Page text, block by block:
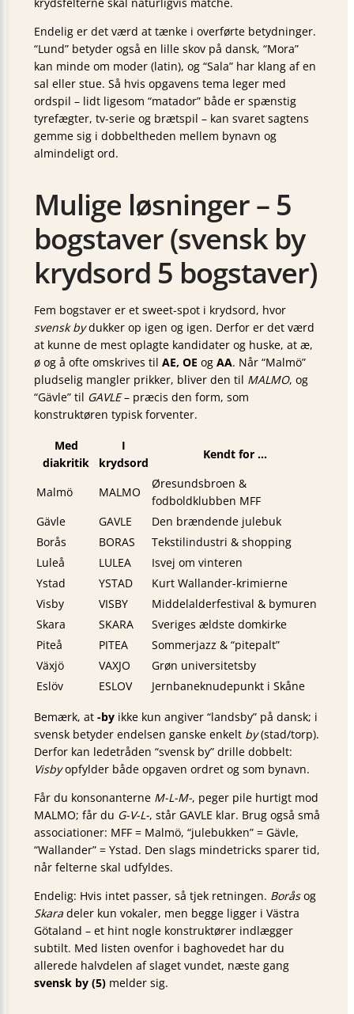
krydsfelterne skal naturligvis matche.
Endelig er det værd at tænke i overførte betydninger.
“Lund” betyder også en lille skov på dansk, “Mora”
kan minde om moder (latin), og “Sala” har klang af en
sal eller stue. Så hvis opgavens tema leger med
ordspil – lidt ligesom “matador” både er spænstig
tyrefægter, tv-serie og brætspil – kan svaret sagtens
gemme sig i dobbeltheden mellem bynavn og
almindeligt ord.
Mulige løsninger – 5
bogstaver (svensk by
krydsord 5 bogstaver)
Fem bogstaver er et sweet-spot i krydsord, hvor
svensk bydukker op igen og igen. Derfor er det værd
at kunne de mest oplagte kandidater og huske, at æ,
ø og å ofte omskrives til AE, OE og AA. Når “Malmö”
pludselig mangler prikker, bliver den til MALMO, og
“Gävle” til GAVLE– præcis den form, som
konstruktøren typisk forventer.
Med
diakritik
I
krydsord
Kendt for …
Malmö MALMO
Øresundsbroen &
fodboldklubben MFF
Gävle
GAVLE
Den brændende julebuk
Borås
BORAS
Tekstilindustri & shopping
Luleå
LULEA
Isvej om vinteren
Ystad
YSTAD
Kurt Wallander-krimierne
Visby
VISBY
Middelalderfestival & bymuren
Skara
SKARA
Sveriges ældste domkirke
Piteå
PITEA
Sommerjazz & “pitepalt”
Växjö
VAXJO
Grøn universitetsby
Eslöv
ESLOV Jernbaneknudepunkt i Skåne
Bemærk, at -by ikke kun angiver “landsby” på dansk; i
svensk betyder endelsen ganske enkelt by(stad/torp).
Derfor kan ledetråden “svensk by” drille dobbelt:
Visbyopfylder både opgaven ordret og som bynavn.
Får du konsonanterne M-L-M-, peger pile hurtigt mod
MALMO; får du G-V-L-, står GAVLE klar. Brug også små
associationer: MFF = Malmö, “julebukken” = Gävle,
“Wallander” = Ystad. Den slags mindetricks sparer tid,
når felterne skal udfyldes.
Endelig: Hvis intet passer, så tjek retningen. Boråsog
Skara deler kun vokaler, men begge ligger i Västra
Götaland – et hint nogle konstruktører indlægger
subtilt. Med listen ovenfor i baghovedet har du
allerede halvdelen af slaget vundet, næste gang
svensk by (5) melder sig.